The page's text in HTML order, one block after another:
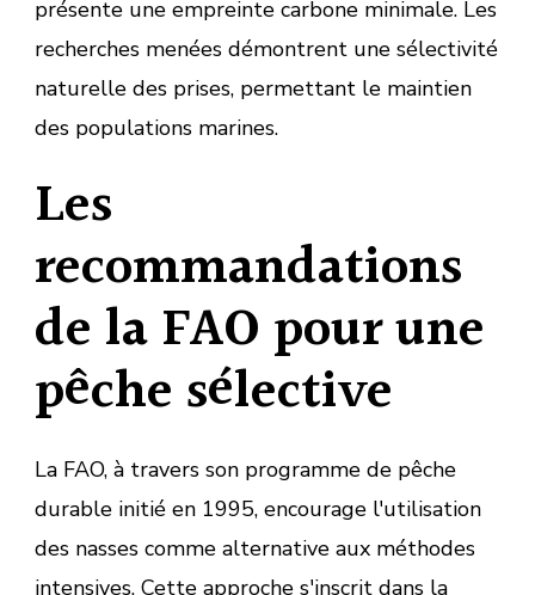
présente une empreinte carbone minimale. Les
recherches menées démontrent une sélectivité
naturelle des prises, permettant le maintien
des populations marines.
Les
recommandations
de la FAO pour une
pêche sélective
La FAO, à travers son programme de pêche
durable initié en 1995, encourage l'utilisation
des nasses comme alternative aux méthodes
intensives. Cette approche s'inscrit dans la